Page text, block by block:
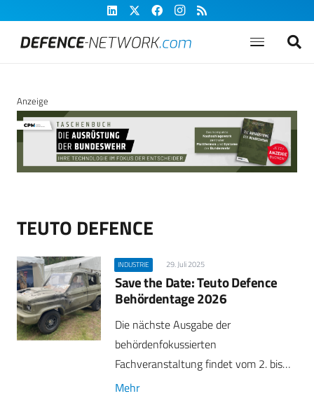
Anzeige
TEUTO DEFENCE
INDUSTRIE 29. Juli 2025
Save the Date: Teuto Defence
Behördentage 2026
Die nächste Ausgabe der
behördenfokussierten
Fachveranstaltung findet vom 2. bis…
Mehr